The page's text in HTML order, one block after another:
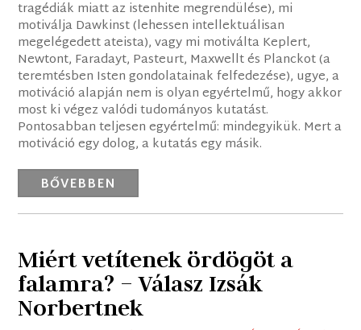
tragédiák miatt az istenhite megrendülése), mi
motiválja Dawkinst (lehessen intellektuálisan
megelégedett ateista), vagy mi motiválta Keplert,
Newtont, Faradayt, Pasteurt, Maxwellt és Planckot (a
teremtésben Isten gondolatainak felfedezése), ugye, a
motiváció alapján nem is olyan egyértelmű, hogy akkor
most ki végez valódi tudományos kutatást.
Pontosabban teljesen egyértelmű: mindegyikük. Mert a
motiváció egy dolog, a kutatás egy másik.
BŐVEBBEN
Miért vetítenek ördögöt a
falamra? – Válasz Izsák
Norbertnek